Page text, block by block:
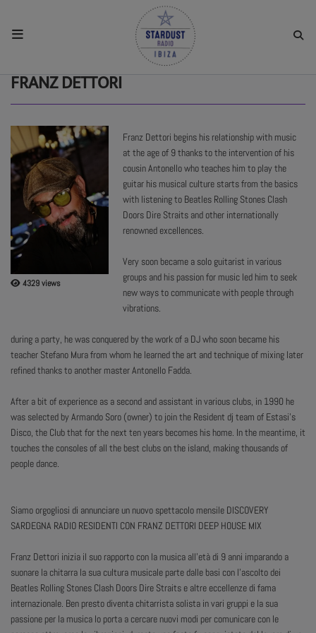
REGULAR SHOWS
UPCOMING SETS
CHAT
ABOUT US
FRANZ DETTORI
4329 views
Franz Dettori begins his relationship with music
at the age of 9 thanks to the intervention of his
cousin Antonello who teaches him to play the
guitar his musical culture starts from the basics
with listening to Beatles Rolling Stones Clash
Doors Dire Straits and other internationally
renowned excellences.
Very soon became a solo guitarist in various
groups and his passion for music led him to seek
new ways to communicate with people through
vibrations.
during a party, he was conquered by the work of a DJ who soon became his
teacher Stefano Mura from whom he learned the art and technique of mixing later
refined thanks to another master Antonello Fadda.
After a bit of experience as a second and assistant in various clubs, in 1990 he
was selected by Armando Soro (owner) to join the Resident dj team of Estasi's
Disco, the Club that for the next ten years becomes his home. In the meantime, it
touches the consoles of all the best clubs on the island, making thousands of
people dance.
Siamo orgogliosi di annunciare un nuovo spettacolo mensile DISCOVERY
SARDEGNA RADIO RESIDENTI CON FRANZ DETTORI DEEP HOUSE MIX
Franz Dettori inizia il suo rapporto con la musica all'età di 9 anni imparando a
suonare la chitarra la sua cultura musicale parte dalle basi con l'ascolto dei
Beatles Rolling Stones Clash Doors Dire Straits e altre eccellenze di fama
internazionale. Ben presto diventa chitarrista solista in vari gruppi e la sua
passione per la musica lo porta a cercare nuovi modi per comunicare con le